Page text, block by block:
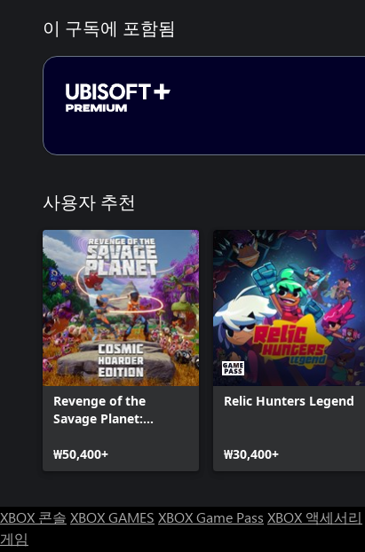
Starlink: Battle for Atlas™ - 레비 조종사 팩
Starlink: Battle for Atlas™ - 랜스 함선 팩
Starlink: Battle for Atlas™ - 쇼크웨이브 & 가우
스 포Mk.2 무기 팩
이 구독에 포함됨
사용자 추천
Revenge of the
Savage Planet:
Edition
₩50,400+
Relic Hunters Legend
₩30,400+
XBOX 콘솔 XBOX GAMES XBOX Game Pass XBOX 액세서리
게임